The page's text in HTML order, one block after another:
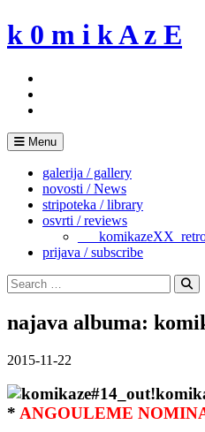
Skip
to
k 0 m i k A z E
Menu
galerija / gallery
novosti / News
stripoteka / library
osvrti / reviews
prijava / subscribe
Search
for:
najava albuma:
2015-11-22
* ANGOULEME